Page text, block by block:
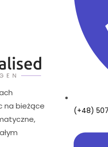
na bieżące
(+48)